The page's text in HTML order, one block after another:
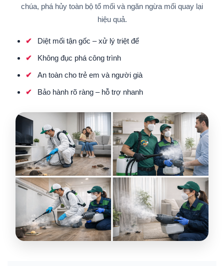
chúa, phá hủy toàn bộ tổ mối và ngăn ngừa mối quay lại
hiệu quả.
Diệt mối tận gốc – xử lý triệt để
Không đục phá công trình
An toàn cho trẻ em và người già
Bảo hành rõ ràng – hỗ trợ nhanh